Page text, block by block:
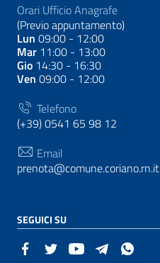
Orari Ufficio Anagrafe
(Previo appuntamento)
Lun 09:00 - 12:00
Mar 11:00 - 13:00
Gio 14:30 - 16:30
Ven 09:00 - 12:00
Telefono
(+39) 0541 65 98 12
Email
prenota@comune.coriano.rn.it
SEGUICI SU